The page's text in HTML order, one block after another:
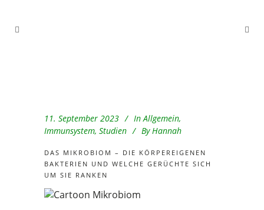
11. September 2023 In Allgemein,
Immunsystem, Studien By Hannah
DAS MIKROBIOM – DIE KÖRPEREIGENEN
BAKTERIEN UND WELCHE GERÜCHTE SICH
UM SIE RANKEN